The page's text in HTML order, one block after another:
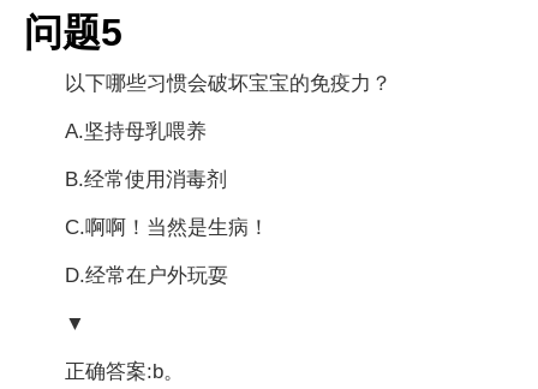
问题5
以下哪些习惯会破坏宝宝的免疫力？
A.坚持母乳喂养
B.经常使用消毒剂
C.啊啊！当然是生病！
D.经常在户外玩耍
▼
正确答案:b。